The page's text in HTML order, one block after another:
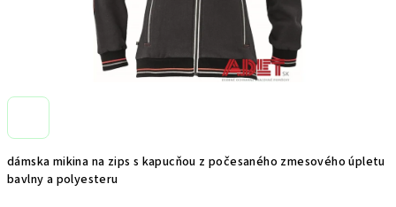
dámska mikina na zips s kapucňou z počesaného zmesového úpletu
bavlny a polyesteru